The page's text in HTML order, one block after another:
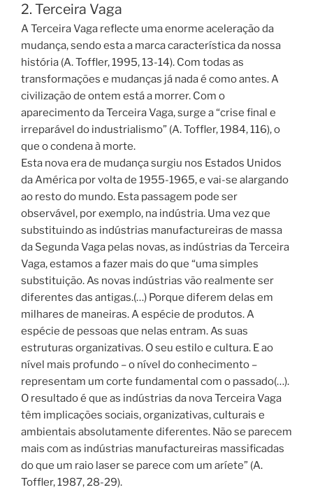
2. Terceira Vaga
A Terceira Vaga reflecte uma enorme aceleração da
mudança, sendo esta a marca característica da nossa
história (A. Toffler, 1995, 13-14). Com todas as
transformações e mudanças já nada é como antes. A
civilização de ontem está a morrer. Com o
aparecimento da Terceira Vaga, surge a “crise final e
irreparável do industrialismo” (A. Toffler, 1984, 116), o
que o condena à morte.
Esta nova era de mudança surgiu nos Estados Unidos
da América por volta de 1955-1965, e vai-se alargando
ao resto do mundo. Esta passagem pode ser
observável, por exemplo, na indústria. Uma vez que
substituindo as indústrias manufactureiras de massa
da Segunda Vaga pelas novas, as indústrias da Terceira
Vaga, estamos a fazer mais do que “uma simples
substituição. As novas indústrias vão realmente ser
diferentes das antigas.(…) Porque diferem delas em
milhares de maneiras. A espécie de produtos. A
espécie de pessoas que nelas entram. As suas
estruturas organizativas. O seu estilo e cultura. E ao
nível mais profundo – o nível do conhecimento –
representam um corte fundamental com o passado(…).
O resultado é que as indústrias da nova Terceira Vaga
têm implicações sociais, organizativas, culturais e
ambientais absolutamente diferentes. Não se parecem
mais com as indústrias manufactureiras massificadas
do que um raio laser se parece com um aríete” (A.
Toffler, 1987, 28-29).